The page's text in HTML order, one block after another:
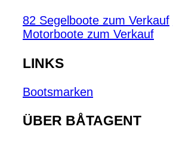
82 Segelboote zum Verkauf
Motorboote zum Verkauf
LINKS
Bootsmarken
ÜBER BÅTAGENT